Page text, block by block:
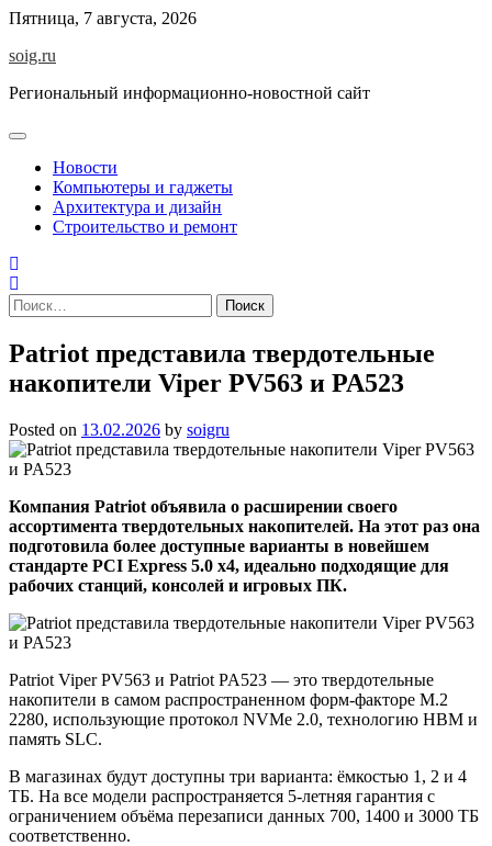
Skip
content
Пятница, 7 августа, 2026
soig.ru
Региональный информационно-новостной сайт
Новости
Компьютеры и гаджеты
Архитектура и дизайн
Строительство и ремонт
Найти:
Patriot представила твердотельные
накопители Viper PV563 и PA523
Posted on 13.02.2026 by soigru
Компания Patriot объявила о расширении своего
ассортимента твердотельных накопителей. На этот раз она
подготовила более доступные варианты в новейшем
стандарте PCI Express 5.0 x4, идеально подходящие для
рабочих станций, консолей и игровых ПК.
Patriot Viper PV563 и Patriot PA523 — это твердотельные
накопители в самом распространенном форм-факторе M.2
2280, использующие протокол NVMe 2.0, технологию HBM и
память SLC.
В магазинах будут доступны три варианта: ёмкостью 1, 2 и 4
ТБ. На все модели распространяется 5-летняя гарантия с
ограничением объёма перезаписи данных 700, 1400 и 3000 ТБ
соответственно.